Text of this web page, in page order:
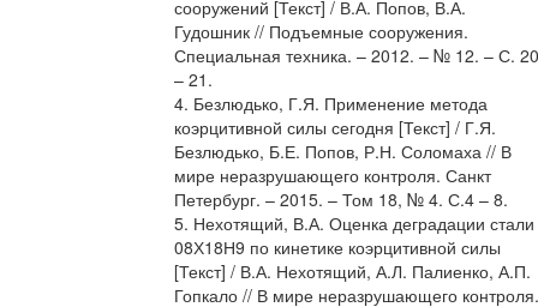
сооружений [Текст] / В.А. Попов, В.А.
Гудошник // Подъемные сооружения.
Специальная техника. – 2012. – № 12. – С. 20
– 21.
4. Безлюдько, Г.Я. Применение метода
коэрцитивной силы сегодня [Текст] / Г.Я.
Безлюдько, Б.Е. Попов, Р.Н. Соломаха // В
мире неразрушающего контроля. Санкт
Петербург. – 2015. – Том 18, № 4. С.4 – 8.
5. Нехотящий, В.А. Оценка деградации стали
08Х18Н9 по кинетике коэрцитивной силы
[Текст] / В.А. Нехотящий, А.Л. Палиенко, А.П.
Гопкало // В мире неразрушающего контроля.